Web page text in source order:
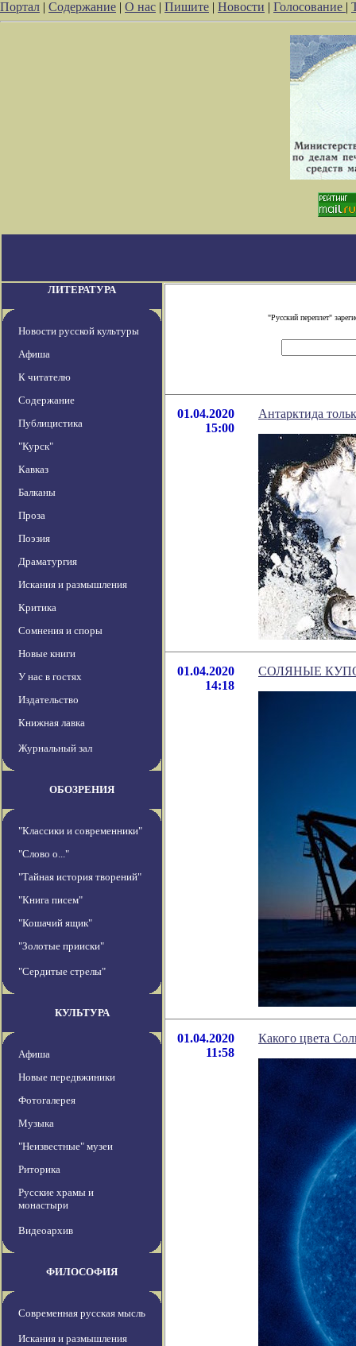
Портал | Содержание | О нас | Пишите | Новости | Голосование |
ЛИТЕРАТУРА
Новости русской культуры
Афиша
К читателю
Содержание
Публицистика
"Курск"
Кавказ
Балканы
Проза
Поэзия
Драматургия
Искания и размышления
Критика
Сомнения и споры
Новые книги
У нас в гостях
Издательство
Книжная лавка
Журнальный зал
ОБОЗРЕНИЯ
"Классики и современники"
"Слово о..."
"Тайная история творений"
"Книга писем"
"Кошачий ящик"
"Золотые прииски"
"Сердитые стрелы"
КУЛЬТУРА
Афиша
Новые передвжиники
Фотогалерея
Музыка
"Неизвестные" музеи
Риторика
Русские храмы и
монастыри
Видеоархив
ФИЛОСОФИЯ
Современная русская мысль
Искания и размышления
"Русский переплет"
01.04.2020
15:00
Антарктида
01.04.2020
14:18
СОЛЯНЫЕ
01.04.2020
11:58
Какого цвета